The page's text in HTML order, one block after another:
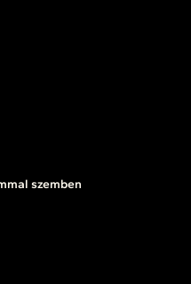
szemben